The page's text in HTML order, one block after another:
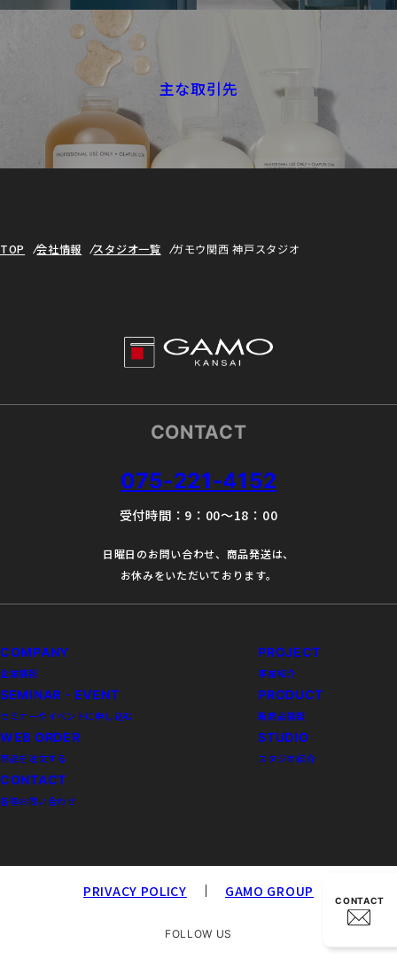
CONTACT
主な取引先
TOP 会社情報 スタジオ一覧 ガモウ関西 神戸スタジオ
CONTACT
075-221-4152
受付時間：9：00～18：00
日曜日のお問い合わせ、商品発送は、
お休みをいただいております。
COMPANY
企業情報
PROJECT
事業紹介
SEMINAR・EVENT
セミナーやイベントに申し込む
PRODUCT
新商品情報
WEB ORDER
商品を注文する
STUDIO
スタジオ紹介
CONTACT
各種お問い合わせ
PRIVACY POLICY GAMO GROUP
FOLLOW US